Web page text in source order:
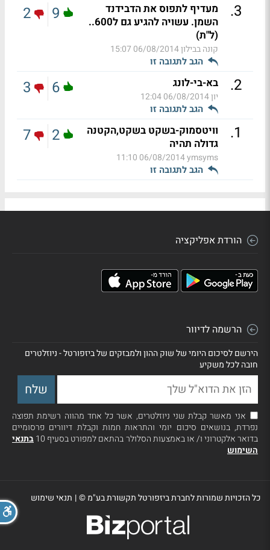
3
.
מעדיף לתפוס את הדבידנד
השמן. עשויה להגיע גם ל600..
(ל"ת)
קונה בבילון06/08/2014 15:07
הגב לתגובה זו
9
2
2
. בא-בי-לונג
יון06/08/2014 12:04
הגב לתגובה זו
6
3
1
.
וויטסמוק-בשקט בשקט,הקטנה
גדולה תהיה
ymsyms
06/08/2014 11:10
הגב לתגובה זו
2
7
הורדת אפליקציה
הרשמה לדיוור
הירשם לסיכום היומי של שוק ההון ולמבזקים של ביזפורטל - ניוזלטרים
חובה לכל משקיע
אני מאשר קבלת שני ניוזלטרים, אשר כל אחד מהווה רשימת תפוצה
נפרדת, בנושאים סיכום יומי והתראות חמות וקבלת דיוורים פרסומיים
בדואר אלקטרוני ו/ או באמצעות הסלולר בהתאם למפורט בסעיף 10
בתנאי
השימוש
כל הזכויות שמורות לחברת ביזפורטל תקשורת בע"מ ©| תנאי שימוש